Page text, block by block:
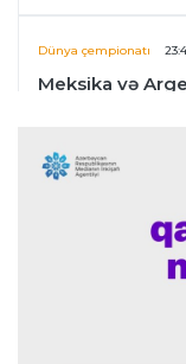
Dünya çempionatı
Meksika və
"Formula 1"